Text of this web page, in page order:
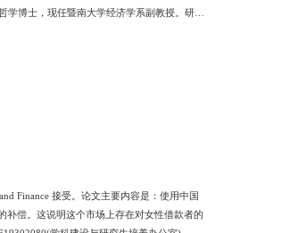
博士，现任暨南大学经济学系副教授。研究
Finance 接受。论文主要内容是：使用中国
补偿。这说明这个市场上存在对女性借款者的